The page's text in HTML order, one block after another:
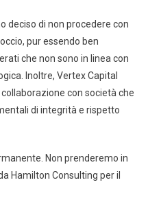
deciso di non procedere con
pur essendo ben
che non sono in linea con
Inoltre, Vertex Capital
con società che
di integrità e rispetto
Non prenderemo in
Hamilton Consulting per il